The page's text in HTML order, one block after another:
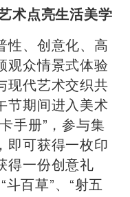
术点亮生活美学
性、创意化、高
观众情景式体验
现代艺术交织共
节期间进入美术
手册”，参与集
即可获得一枚印
得一份创意礼
斗百草”、“射五